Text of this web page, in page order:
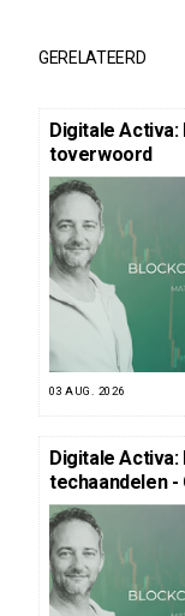
GERELATEERD
Digitale
toverwoord
03 AUG. 2026
Digitale Activa:
techaandelen -